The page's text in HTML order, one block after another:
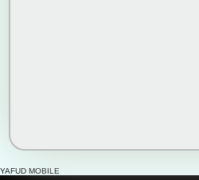
YAFUD MOBILE